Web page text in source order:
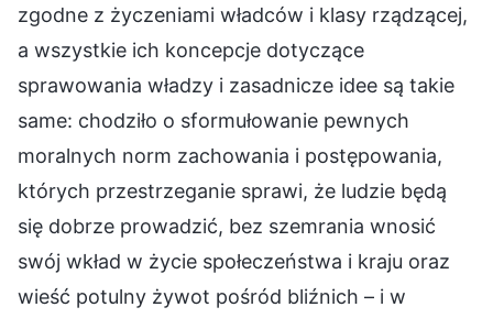
zgodne z życzeniami władców i klasy rządzącej,
a wszystkie ich koncepcje dotyczące
sprawowania władzy i zasadnicze idee są takie
same: chodziło o sformułowanie pewnych
moralnych norm zachowania i postępowania,
których przestrzeganie sprawi, że ludzie będą
się dobrze prowadzić, bez szemrania wnosić
swój wkład w życie społeczeństwa i kraju oraz
wieść potulny żywot pośród bliźnich – i w